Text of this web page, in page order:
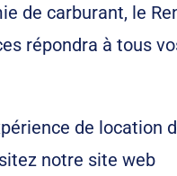
de carburant, le
répondra à tous
de location
notre site web